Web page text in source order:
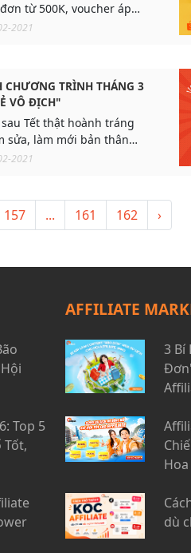
từ 500K, voucher áp
phẩm
2021
CHƯƠNG TRÌNH THÁNG 3
VÔ ĐỊCH"
Tết thật hoành tráng
sửa, làm mới bản thân
với chương trình “Flash
2021
157 ... 161 162 ›
Top 5
Tốt,
AFFILIATE
3 Bí
dù